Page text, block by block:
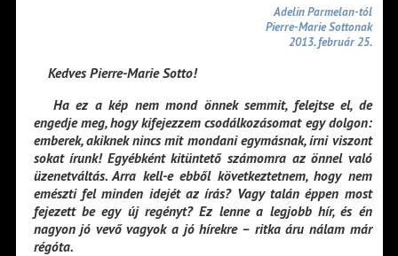
Adelin Parmelan-tól
Pierre-Marie Sottonak
2013. február 25.
Kedves Pierre-Marie Sotto!
Ha ez a kép nem mond önnek semmit, felejtse el, de
engedje meg, hogy kifejezzem csodálkozásomat egy dolgon:
emberek, akiknek nincs mit mondani egymásnak, írni viszont
sokat írunk! Egyébként kitüntető számomra az önnel való
üzenetváltás. Arra kell-e ebből következtetnem, hogy nem
emészti fel minden idejét az írás? Vagy talán éppen most
fejezett be egy új regényt? Ez lenne a legjobb hír, és én
nagyon jó vevő vagyok a jó hírekre – ritka áru nálam már
régóta.